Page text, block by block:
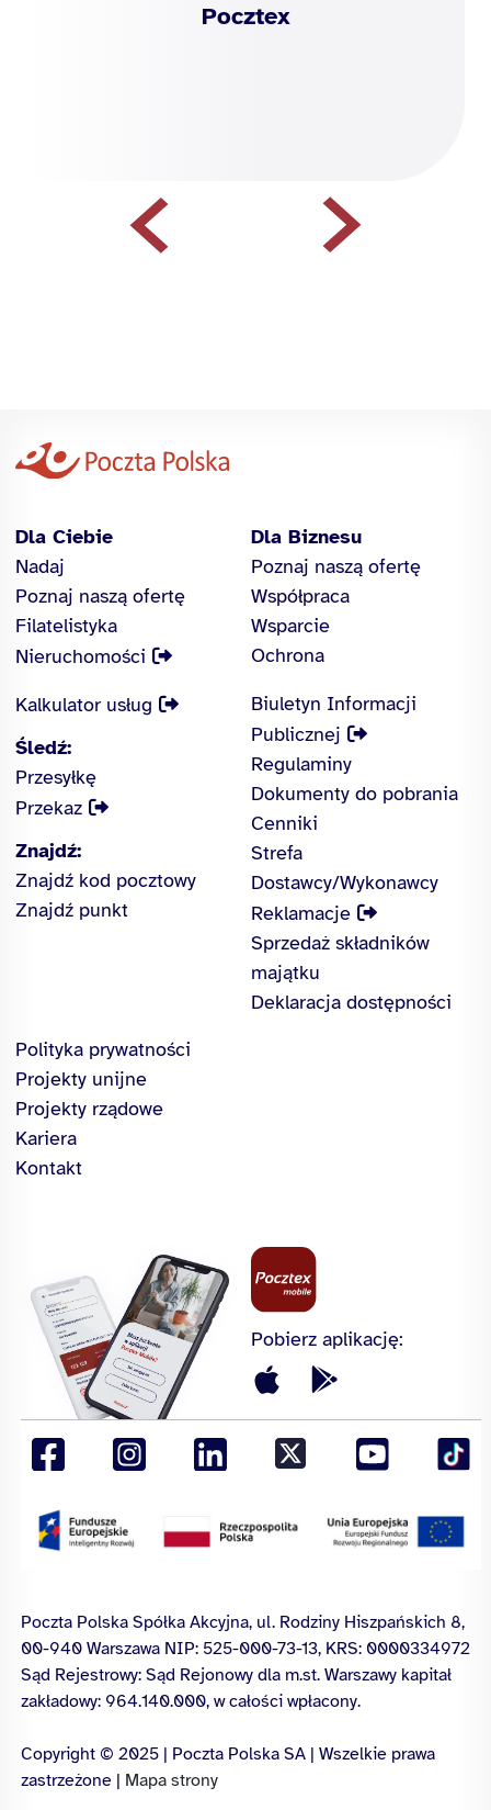
Pocztex
Dla Ciebie
Nadaj
Poznaj naszą ofertę
Filatelistyka
Nieruchomości
Dla Biznesu
Poznaj naszą ofertę
Współpraca
Wsparcie
Ochrona
Kalkulator usług
Śledź:
Przesyłkę
Przekaz
Znajdź:
Znajdź kod pocztowy
Znajdź punkt
Biuletyn Informacji
Publicznej
Regulaminy
Dokumenty do pobrania
Cenniki
Strefa
Dostawcy/Wykonawcy
Reklamacje
Sprzedaż składników
majątku
Deklaracja dostępności
Polityka prywatności
Projekty unijne
Projekty rządowe
Kariera
Kontakt
Pobierz aplikację:
Poczta Polska Spółka Akcyjna, ul. Rodziny Hiszpańskich 8,
00-940 Warszawa NIP: 525-000-73-13, KRS: 0000334972
Sąd Rejestrowy: Sąd Rejonowy dla m.st. Warszawy kapitał
zakładowy: 964.140.000, w całości wpłacony.
Copyright © 2025 | Poczta Polska SA | Wszelkie prawa
zastrzeżone | Mapa strony